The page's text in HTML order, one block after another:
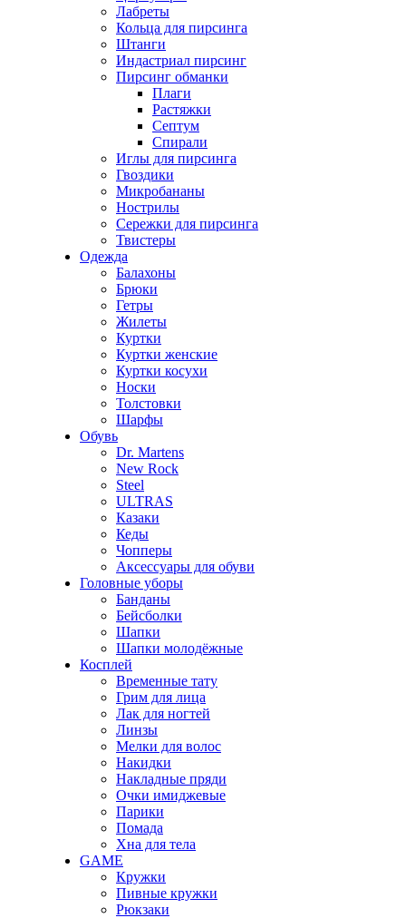
Лабреты
Кольца для пирсинга
Штанги
Индастриал пирсинг
Пирсинг обманки
Плаги
Растяжки
Септум
Спирали
Иглы для пирсинга
Гвоздики
Микробананы
Нострилы
Сережки для пирсинга
Твистеры
Одежда
Балахоны
Брюки
Гетры
Жилеты
Куртки
Куртки женские
Куртки косухи
Носки
Толстовки
Шарфы
Обувь
Dr. Martens
New Rock
Steel
ULTRAS
Казаки
Кеды
Чопперы
Аксессуары для обуви
Головные уборы
Банданы
Бейсболки
Шапки
Шапки молодёжные
Косплей
Временные тату
Грим для лица
Лак для ногтей
Линзы
Мелки для волос
Накидки
Накладные пряди
Очки имиджевые
Парики
Помада
Хна для тела
GAME
Кружки
Пивные кружки
Рюкзаки